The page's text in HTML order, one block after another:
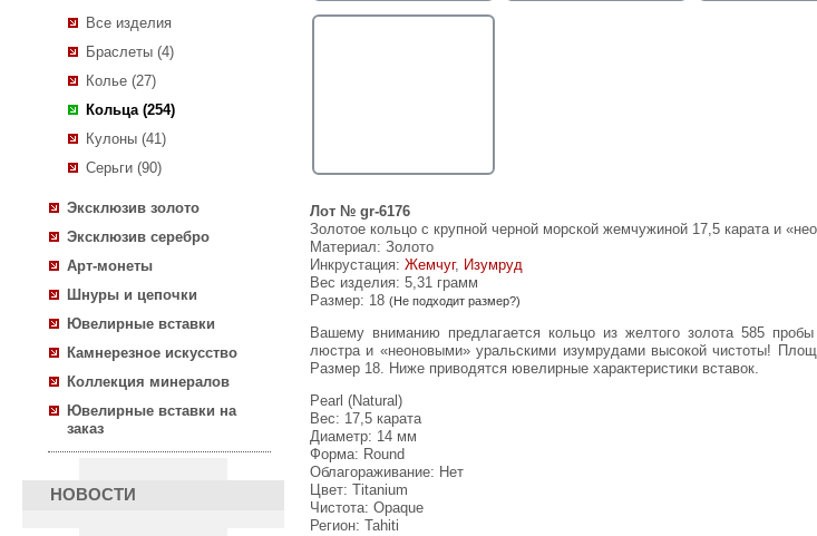
Все изделия
Браслеты (4)
Колье (27)
Кольца (254)
Кулоны (41)
Серьги (90)
Эксклюзив золото
Эксклюзив серебро
Арт-монеты
Шнуры и цепочки
Ювелирные вставки
Камнерезное искусство
Коллекция минералов
Ювелирные вставки на
заказ
НОВОСТИ
Лот № gr-6176
Золотое кольцо с крупной черной морской жемчужиной 17,5 карата и
Материал: Золото
Инкрустация: Жемчуг, Изумруд
Вес изделия: 5,31 грамм
Размер: 18 (Не подходит размер?)
Вашему вниманию предлагается кольцо из желтого золота 585 пробы c крупной черной морской жемчужиной титанового
люстра и «неоновыми» уральскими изумрудами высокой чистоты!
Размер 18. Ниже приводятся ювелирные характеристики вставок.
Pearl (Natural)
Вес: 17,5 карата
Диаметр: 14 мм
Форма: Round
Облагораживание: Нет
Цвет: Titanium
Чистота: Opaque
Регион: Tahiti